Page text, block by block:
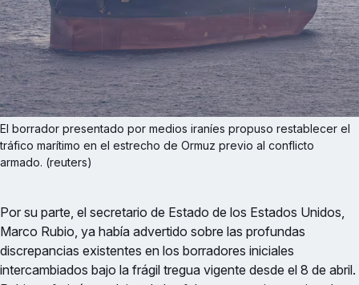
El borrador presentado por medios iraníes propuso restablecer el
tráfico marítimo en el estrecho de Ormuz previo al conflicto
armado. (reuters)
Por su parte, el secretario de Estado de los Estados Unidos,
Marco Rubio, ya había advertido sobre las profundas
discrepancias existentes en los borradores iniciales
intercambiados bajo la frágil tregua vigente desde el 8 de abril.